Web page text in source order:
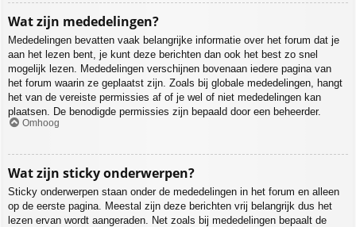
Wat zijn mededelingen?
Mededelingen bevatten vaak belangrijke informatie over het forum dat je
aan het lezen bent, je kunt deze berichten dan ook het best zo snel
mogelijk lezen. Mededelingen verschijnen bovenaan iedere pagina van
het forum waarin ze geplaatst zijn. Zoals bij globale mededelingen, hangt
het van de vereiste permissies af of je wel of niet mededelingen kan
plaatsen. De benodigde permissies zijn bepaald door een beheerder.
Omhoog
Wat zijn sticky onderwerpen?
Sticky onderwerpen staan onder de mededelingen in het forum en alleen
op de eerste pagina. Meestal zijn deze berichten vrij belangrijk dus het
lezen ervan wordt aangeraden. Net zoals bij mededelingen bepaalt de